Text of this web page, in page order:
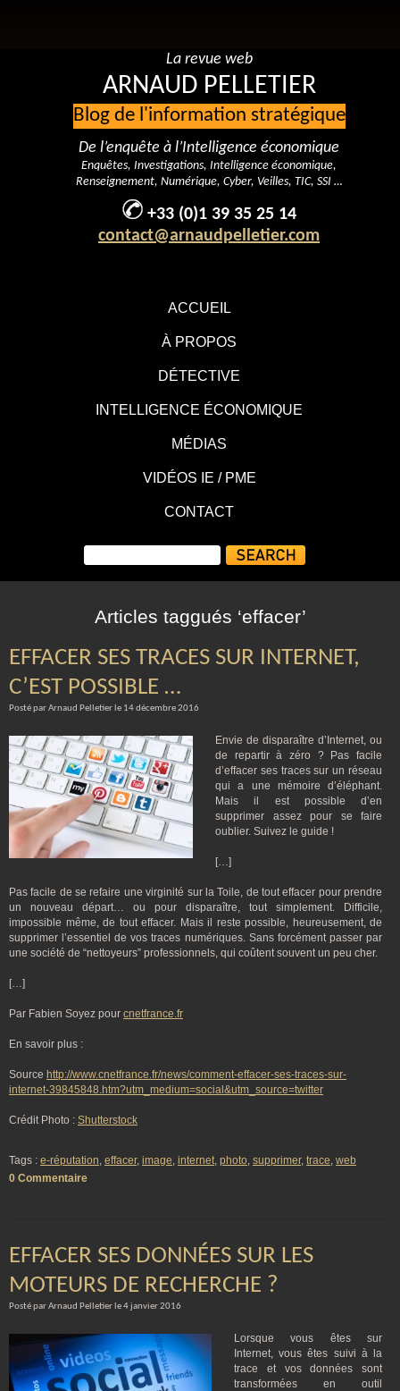
ACCUEIL
À PROPOS
DÉTECTIVE
INTELLIGENCE ÉCONOMIQUE
MÉDIAS
VIDÉOS IE / PME
CONTACT
La revue web
ARNAUD PELLETIER
Blog de l'information stratégique
De l’enquête à l’Intelligence économique
Enquêtes, Investigations, Intelligence économique,
Renseignement, Numérique, Cyber, Veilles, TIC, SSI …
+33 (0)1 39 35 25 14
contact@arnaudpelletier.com
Articles taggués ‘effacer’
EFFACER SES TRACES SUR INTERNET,
C’EST POSSIBLE …
Posté par Arnaud Pelletier le 14 décembre 2016
Envie de disparaître d’Internet, ou
de repartir à zéro ? Pas facile
d’effacer ses traces sur un réseau
qui a une mémoire d’éléphant.
Mais il est possible d’en
supprimer assez pour se faire
oublier. Suivez le guide !
[…]
Pas facile de se refaire une virginité sur la Toile, de tout effacer pour prendre
un nouveau départ… ou pour disparaître, tout simplement. Difficile,
impossible même, de tout effacer. Mais il reste possible, heureusement, de
supprimer l’essentiel de vos traces numériques. Sans forcément passer par
une société de “nettoyeurs” professionnels, qui coûtent souvent un peu cher.
[…]
Par Fabien Soyez pour cnetfrance.fr
En savoir plus :
Source http://www.cnetfrance.fr/news/comment-effacer-ses-traces-sur-
internet-39845848.htm?utm_medium=social&utm_source=twitter
Crédit Photo : Shutterstock
Tags : e-réputation, effacer, image, internet, photo, supprimer, trace, web
0 Commentaire
EFFACER SES DONNÉES SUR LES
MOTEURS DE RECHERCHE ?
Posté par Arnaud Pelletier le 4 janvier 2016
Lorsque vous êtes sur
Internet, vous êtes suivi à la
trace et vos données sont
transformées en outil